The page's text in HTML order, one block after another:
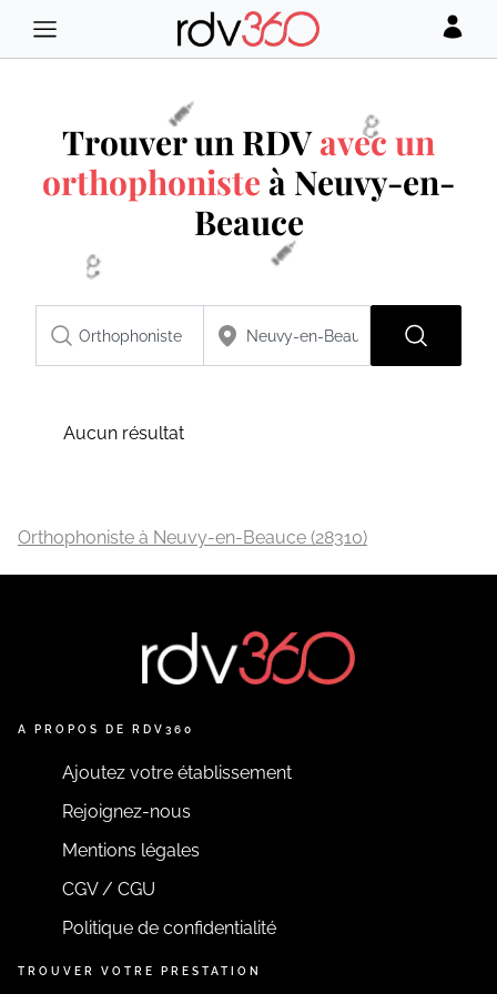
Trouver un RDVavec un
orthophoniste à Neuvy-en-
Beauce
Aucun résultat
Orthophoniste à Neuvy-en-Beauce (28310)
A PROPOS DE RDV360
Ajoutez votre établissement
Rejoignez-nous
Mentions légales
CGV / CGU
Politique de confidentialité
TROUVER VOTRE PRESTATION